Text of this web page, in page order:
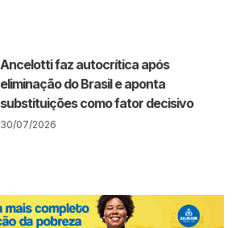
Ancelotti faz autocrítica após
eliminação do Brasil e aponta
substituições como fator decisivo
30/07/2026